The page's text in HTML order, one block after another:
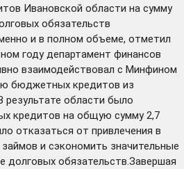
Ивановской области на сумму
обязательств
и в полном объеме, отметил
году департамент финансов
взаимодействовал с Минфином
бюджетных кредитов из
области было
кредитов на общую сумму 2,7
отказаться от привлечения в
и сэкономить значительные
долговых обязательств.Завершая